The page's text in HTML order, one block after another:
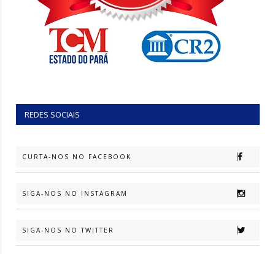
REDES SOCIAIS
CURTA-NOS NO FACEBOOK
SIGA-NOS NO INSTAGRAM
SIGA-NOS NO TWITTER